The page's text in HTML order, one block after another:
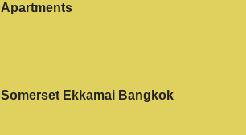
Apartments
Somerset Ekkamai Bangkok